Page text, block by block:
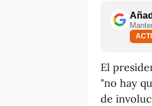
El
"no hay
de